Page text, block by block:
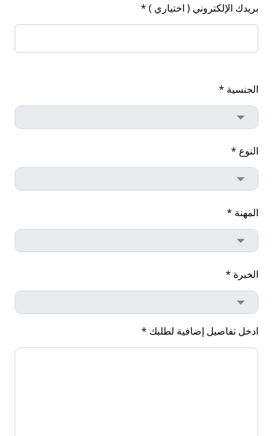
بريدك الإلكتروني ( اختياري ) *
الجنسية *
النوع *
المهنة *
الخبرة *
ادخل تفاصيل إضافية لطلبك *